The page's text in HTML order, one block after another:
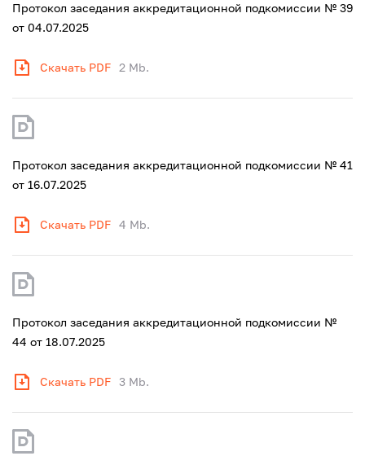
Протокол заседания аккредитационной подкомиссии № 39
от 04.07.2025
Скачать PDF 2 Mb.
Протокол заседания аккредитационной подкомиссии № 41
от 16.07.2025
Скачать PDF 4 Mb.
Протокол заседания аккредитационной подкомиссии №
44 от 18.07.2025
Скачать PDF 3 Mb.